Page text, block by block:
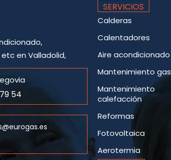
en Valladolid,
54
SERVICIOS
Calderas
Calentadores
Aire acondicionado
Mantenimiento gas
Mantenimiento
calefacción
Reformas
Fotovoltaica
Aerotermia